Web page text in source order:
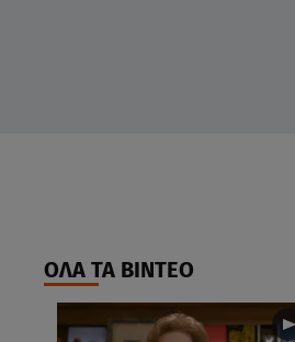
ΟΛΑ ΤΑ ΒΙΝΤΕΟ